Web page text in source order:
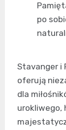
po
Stavanger i
oferują
dla
urokliwego,